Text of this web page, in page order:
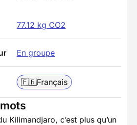
77.12 kg CO2
En groupe
🇫🇷Français
Kilimandjaro, c’est plus qu’un